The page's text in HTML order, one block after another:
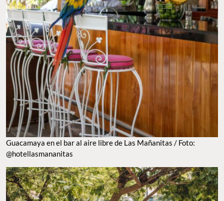
Guacamaya en el bar al aire libre de Las Mañanitas / Foto:
@hotellasmananitas